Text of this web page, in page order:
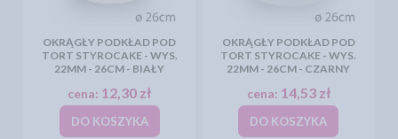
OKRĄGŁY PODKŁAD POD
TORT STYROCAKE - WYS.
22MM - 26CM - BIAŁY
cena: 12,30 zł
DO KOSZYKA
OKRĄGŁY PODKŁAD POD
TORT STYROCAKE - WYS.
22MM - 26CM - CZARNY
cena: 14,53 zł
DO KOSZYKA